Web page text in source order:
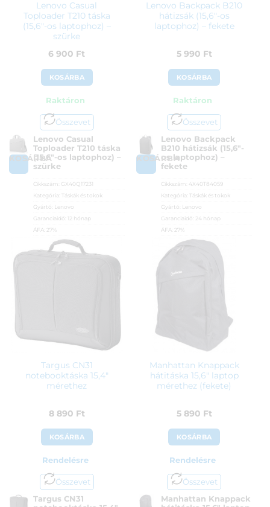
Lenovo Casual
Toploader T210 táska
(15,6″-os laptophoz) –
szürke
6 900 Ft
KOSÁRBA
Raktáron
Összevet
KOSÁRBA
Lenovo Casual
Toploader T210 táska
(15,6″-os laptophoz) –
szürke
Cikkszám: GX40Q17231
Kategória:
Táskák és tokok
Gyártó: Lenovo
Garanciaidő:
12 hónap
ÁFA: 27%
Azonosító:44601
Ft
Lenovo Backpack B210
hátizsák (15,6″-os
laptophoz) – fekete
5 990 Ft
KOSÁRBA
Raktáron
Összevet
KOSÁRBA
Lenovo Backpack
B210 hátizsák (15,6″-
os laptophoz) –
fekete
Cikkszám: 4X40T84059
Kategória:
Táskák és tokok
Gyártó: Lenovo
Garanciaidő: 24 hónap
ÁFA: 27%
Azonosító:44100
5 990
Targus CN31
notebooktáska 15,4″
mérethez
8 890 Ft
KOSÁRBA
Rendelésre
Összevet
Targus CN31
Manhattan Knappack
hátitáska 15,6″ laptop
mérethez (fekete)
5 890 Ft
KOSÁRBA
Rendelésre
Összevet
Manhattan Knappack